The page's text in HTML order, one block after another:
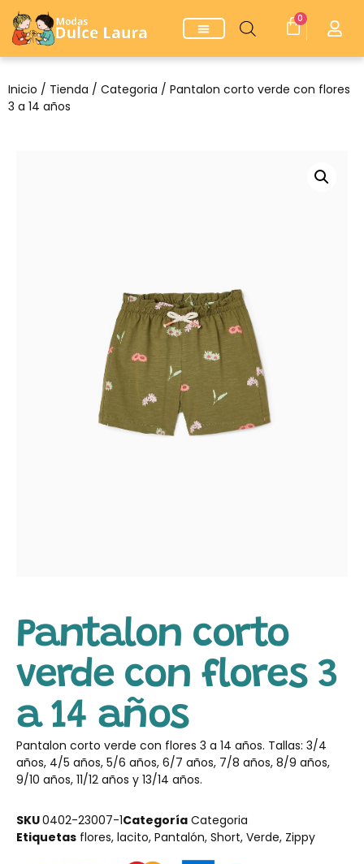
0
Inicio / Tienda / Categoria / Pantalon corto verde con flores
3 a 14 años
Pantalon corto
verde con flores 3
a 14 años
Pantalon corto verde con flores 3 a 14 años. Tallas: 3/4
años, 4/5 años, 5/6 años, 6/7 años, 7/8 años, 8/9 años,
9/10 años, 11/12 años y 13/14 años.
SKU0402-23007-1Categoría Categoria
Etiquetas flores, lacito, Pantalón, Short, Verde, Zippy